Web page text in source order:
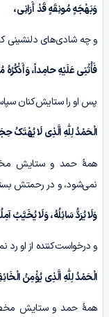
وَبَهْجَهٍ مُونِقَهٍ قَدْ أَرَانِی،
و چه شادی‌های دلنشینی
فَأُثْنِی عَلَیْهِ حامِداً، وَأَذْکُرُهُ
پس او را ستایش‌کنان
الْحَمْدُ لِلّٰهِ الَّذِی لَا یُهْتَکُ
همۀ حمد و ستایش
نمی‌شود، و در رحمتش
وَلَا یُرَدُّ سَائِلُهُ، وَلَا یُخَیَّبُ
و درخواست‌کننده‌ از او رد
الْحَمْدُ لِلّٰهِ الَّذِی یُؤْمِنُ
همۀ حمد و ستایش